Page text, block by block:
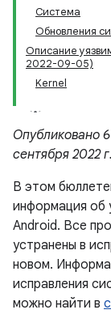
Система
Обновления
Описание
2022-09-05)
Kernel
Опубликовано
сентября 2022 г.
В этом
информация об
Android. Все
устранены в
новом.
исправления
можно найти в